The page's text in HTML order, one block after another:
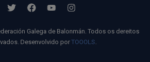
Galega de Balonmán. Todos os dereitos
Desenvolvido por TOOOLS